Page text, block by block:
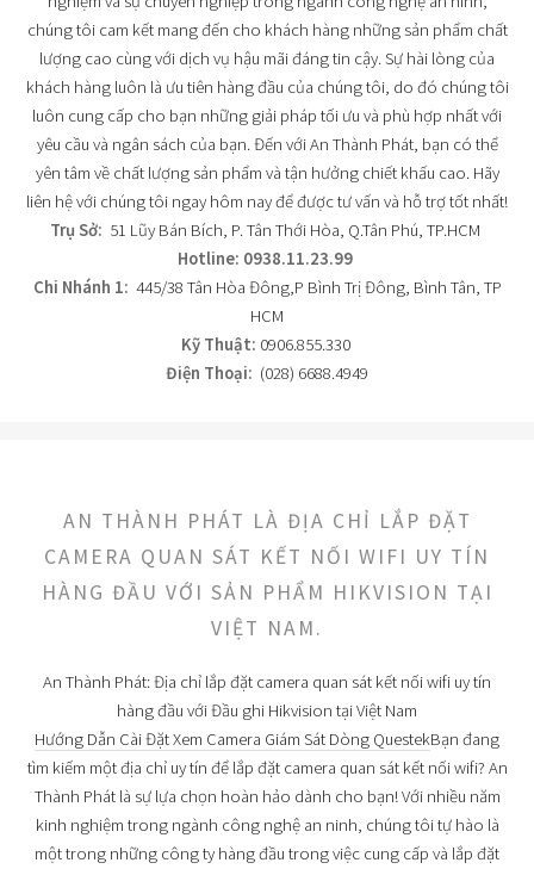
chúng tôi cam kết mang đến cho khách hàng những sản phẩm chất
lượng cao cùng với dịch vụ hậu mãi đáng tin cậy. Sự hài lòng của
khách hàng luôn là ưu tiên hàng đầu của chúng tôi, do đó chúng tôi
luôn cung cấp cho bạn những giải pháp tối ưu và phù hợp nhất với
yêu cầu và ngân sách của bạn. Đến với An Thành Phát, bạn có thể
yên tâm về chất lượng sản phẩm và tận hưởng chiết khấu cao. Hãy
liên hệ với chúng tôi ngay hôm nay để được tư vấn và hỗ trợ tốt nhất!
Trụ Sở: 51 Lũy Bán Bích, P. Tân Thới Hòa, Q.Tân Phú, TP.HCM
Hotline: 0938.11.23.99
Chi Nhánh 1: 445/38 Tân Hòa Đông,P Bình Trị Đông, Bình Tân, TP
HCM
Kỹ Thuật: 0906.855.330
Điện Thoại: (028) 6688.4949
AN THÀNH PHÁT LÀ ĐỊA CHỈ LẮP ĐẶT
CAMERA QUAN SÁT KẾT NỐI WIFI UY TÍN
HÀNG ĐẦU VỚI SẢN PHẨM HIKVISION TẠI
VIỆT NAM.
An Thành Phát: Địa chỉ lắp đặt camera quan sát kết nối wifi uy tín
hàng đầu với Đầu ghi Hikvision tại Việt Nam
Hướng Dẫn Cài Đặt Xem Camera Giám Sát Dòng QuestekBạn đang
tìm kiếm một địa chỉ uy tín để lắp đặt camera quan sát kết nối wifi? An
Thành Phát là sự lựa chọn hoàn hảo dành cho bạn! Với nhiều năm
kinh nghiệm trong ngành công nghệ an ninh, chúng tôi tự hào là
một trong những công ty hàng đầu trong việc cung cấp và lắp đặt